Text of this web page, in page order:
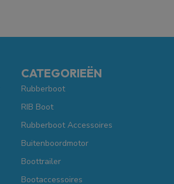
CATEGORIEËN
Rubberboot
RIB Boot
Rubberboot Accessoires
Buitenboordmotor
Boottrailer
Bootaccessoires